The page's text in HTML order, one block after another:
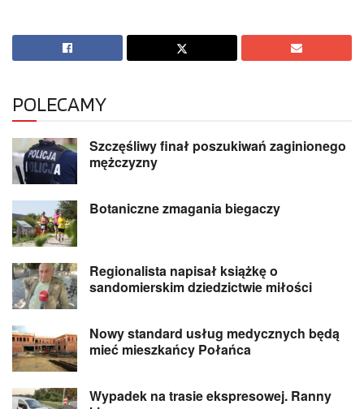
POLECAMY
Szczęśliwy finał poszukiwań zaginionego
mężczyzny
Botaniczne zmagania biegaczy
Regionalista napisał książkę o
sandomierskim dziedzictwie miłości
Nowy standard usług medycznych będą
mieć mieszkańcy Połańca
Wypadek na trasie ekspresowej. Ranny